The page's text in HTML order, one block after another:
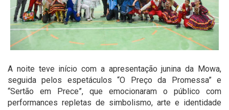
A noite teve início com a apresentação junina da Mowa,
seguida pelos espetáculos “O Preço da Promessa” e
“Sertão em Prece”, que emocionaram o público com
performances repletas de simbolismo, arte e identidade